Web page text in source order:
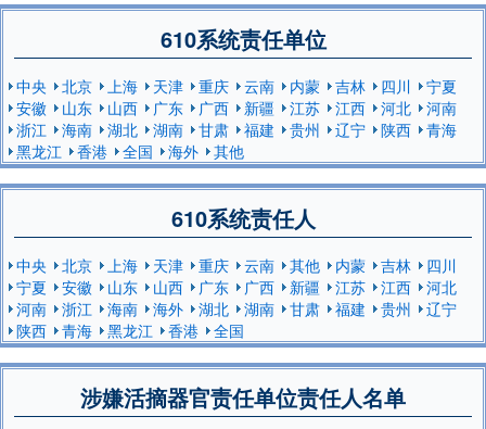
610系统责任单位
中央 北京 上海 天津 重庆 云南 内蒙 吉林 四川
宁夏
安徽
山东 山西 广东 广西 新疆 江苏 江西 河北
河南
浙江
海南 湖北 湖南 甘肃 福建 贵州 辽宁 陕西
青海
黑龙江
香港 全国 海外 其他
610系统责任人
中央 北京 上海 天津 重庆 云南 其他 内蒙 吉林
四川
宁夏
安徽 山东 山西 广东 广西 新疆 江苏 江西
河北
河南
浙江 海南 海外 湖北 湖南 甘肃 福建 贵州
辽宁
陕西
青海 黑龙江 香港 全国
涉嫌活摘器官责任单位责任人名单